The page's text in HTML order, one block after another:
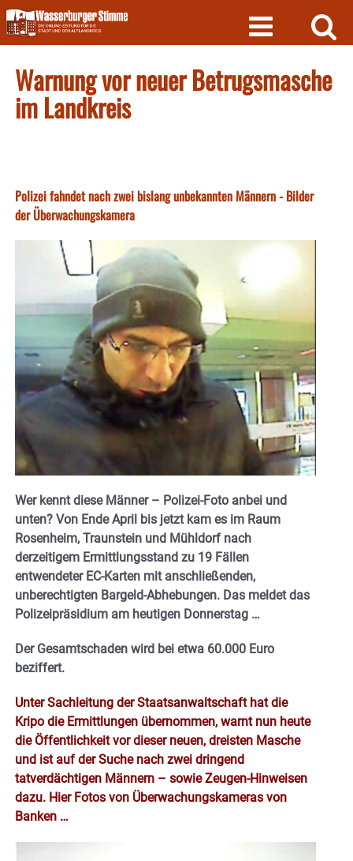
Skip
to
content
Warnung vor neuer Betrugsmasche
im Landkreis
Polizei fahndet nach zwei bislang unbekannten Männern - Bilder
der Überwachungskamera
Wer kennt diese Männer – Polizei-Foto anbei und
unten? Von Ende April bis jetzt kam es im Raum
Rosenheim, Traunstein und Mühldorf nach
derzeitigem Ermittlungsstand zu 19 Fällen
entwendeter EC-Karten mit anschließenden,
unberechtigten Bargeld-Abhebungen. Das meldet das
Polizeipräsidium am heutigen Donnerstag …
Der Gesamtschaden wird bei etwa 60.000 Euro
beziffert.
Unter Sachleitung der Staatsanwaltschaft hat die
Kripo die Ermittlungen übernommen, warnt nun heute
die Öffentlichkeit vor dieser neuen, dreisten Masche
und ist auf der Suche nach zwei dringend
tatverdächtigen Männern – sowie Zeugen-Hinweisen
dazu. Hier Fotos von Überwachungskameras von
Banken …